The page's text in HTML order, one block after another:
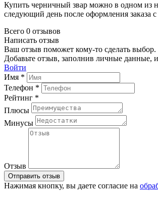
Купить черничный звар можно в одном из
следующий день после оформления заказа
Всего 0 отзывов
Написать отзыв
Ваш отзыв поможет кому-то сделать
Добавьте отзыв, заполнив личные данные,
Войти
Имя *
Телефон *
Рейтинг *
Плюсы
Минусы
Отзыв
Отправить отзыв
Нажимая кнопку, вы даете согласие на